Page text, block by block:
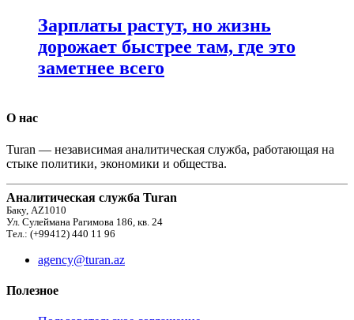
Зарплаты растут, но жизнь
дорожает быстрее там, где это
заметнее всего
О нас
Turan — независимая аналитическая служба, работающая на
стыке политики, экономики и общества.
Аналитическая служба Turan
Баку, AZ1010
Ул. Сулеймана Рагимова 186, кв. 24
Тел.: (+99412) 440 11 96
agency@turan.az
Полезное